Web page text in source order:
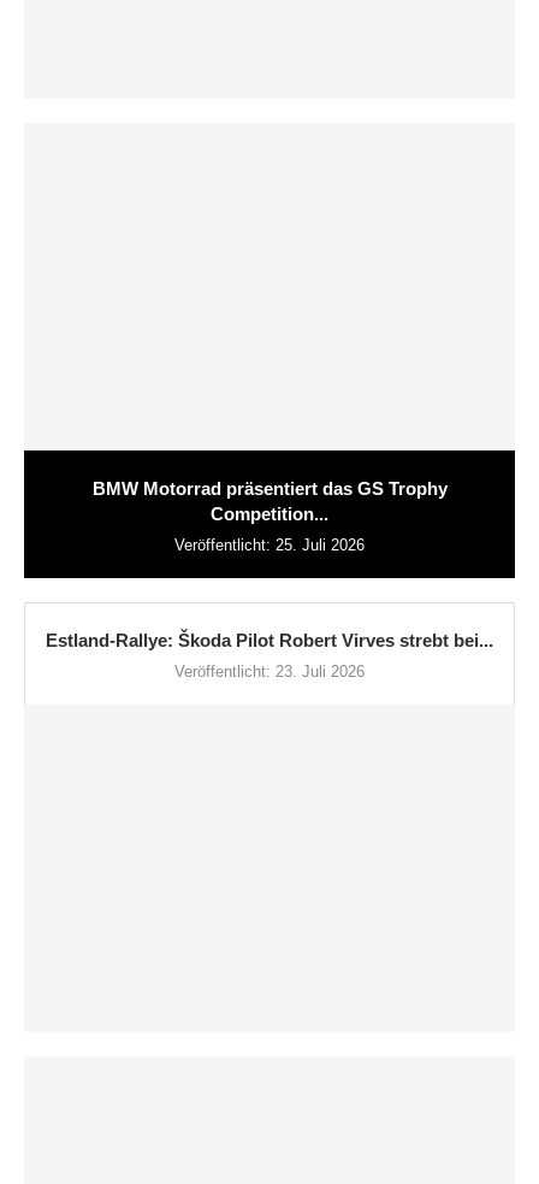
BMW Motorrad präsentiert das GS Trophy
Competition...
Veröffentlicht: 25. Juli 2026
Estland-Rallye: Škoda Pilot Robert Virves strebt bei...
Veröffentlicht: 23. Juli 2026